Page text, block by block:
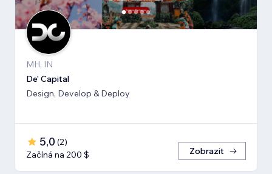
MH, IN
De' Capital
Design, Develop & Deploy
5,0 (2)
Začíná na 200 $
Zobrazit